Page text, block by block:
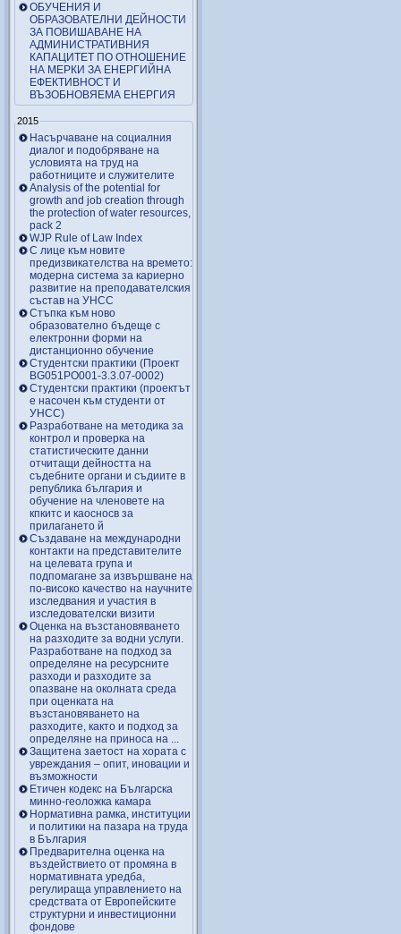
ОБУЧЕНИЯ И
ОБРАЗОВАТЕЛНИ ДЕЙНОСТИ
ЗА ПОВИШАВАНЕ НА
АДМИНИСТРАТИВНИЯ
КАПАЦИТЕТ ПО ОТНОШЕНИЕ
НА МЕРКИ ЗА ЕНЕРГИЙНА
ЕФЕКТИВНОСТ И
ВЪЗОБНОВЯЕМА ЕНЕРГИЯ
2015
Насърчаване на социалния
диалог и подобряване на
условията на труд на
работниците и служителите
Analysis of the potential for
growth and job creation through
the protection of water resources,
pack 2
WJP Rule of Law Index
С лице към новите
предизвикателства на времето:
модерна система за кариерно
развитие на преподавателския
състав на УНСС
Стъпка към ново
образователно бъдеще с
електронни форми на
дистанционно обучение
Студентски практики (Проект
BG051PO001-3.3.07-0002)
Студентски практики (проектът
е насочен към студенти от
УНСС)
Разработване на методика за
контрол и проверка на
статистическите данни
отчитащи дейността на
съдебните органи и съдиите в
република българия и
обучение на членовете на
кпкитс и каосносв за
прилагането й
Създаване на международни
контакти на представителите
на целевата група и
подпомагане за извършване на
по-високо качество на научните
изследвания и участия в
изследователски визити
Оценка на възстановяването
на разходите за водни услуги.
Разработване на подход за
определяне на ресурсните
разходи и разходите за
опазване на околната среда
при оценката на
възстановяването на
разходите, както и подход за
определяне на приноса на ...
Защитена заетост на хората с
увреждания – опит, иновации и
възможности
Етичен кодекс на Българска
минно-геоложка камара
Нормативна рамка, институции
и политики на пазара на труда
в България
Предварителна оценка на
въздействието от промяна в
нормативната уредба,
регулираща управлението на
средствата от Европейските
структурни и инвестиционни
фондове